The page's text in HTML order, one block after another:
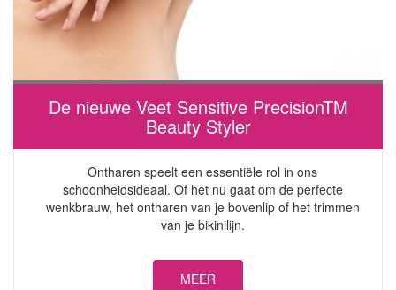
De nieuwe Veet Sensitive PrecisionTM
Beauty Styler
Ontharen speelt een essentiële rol in ons
schoonheidsideaal. Of het nu gaat om de perfecte
wenkbrauw, het ontharen van je bovenlip of het trimmen
van je bikinilijn.
MEER